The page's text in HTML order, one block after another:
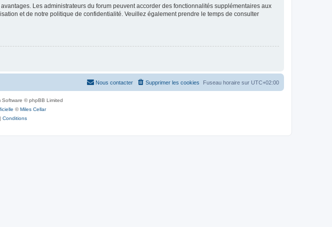
Les administrateurs du forum peuvent accorder des fonctionnalités supplémentaires aux
et de notre politique de confidentialité. Veuillez également prendre le temps de consulter
Fuseau horaire sur UTC+02:00
Supprimer les cookies
Nous contacter
Software © phpBB Limited
©Miles Cellar
| Conditions